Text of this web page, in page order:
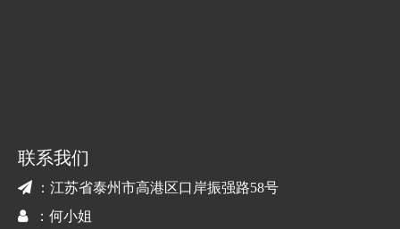
联系我们
 ：江苏省泰州市高港区口岸振强路58号
：何小姐